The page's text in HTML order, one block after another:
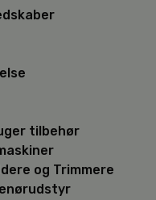
tilbehør
og Trimmere